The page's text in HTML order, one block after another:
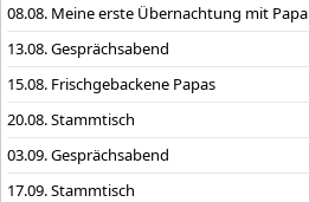
08.08. Meine erste Übernachtung mit Papa
13.08. Gesprächsabend
15.08. Frischgebackene Papas
20.08. Stammtisch
03.09. Gesprächsabend
17.09. Stammtisch